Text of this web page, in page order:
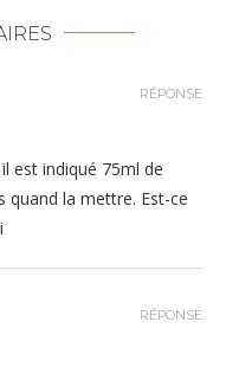
est indiqué 75ml de
quand la mettre. Est-ce
RÉPONSE
RÉPONSE